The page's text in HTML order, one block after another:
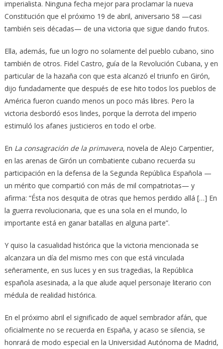
imperialista. Ninguna fecha mejor para proclamar la nueva
Constitución que el próximo 19 de abril, aniversario 58 —casi
también seis décadas— de una victoria que sigue dando frutos.
Ella, además, fue un logro no solamente del pueblo cubano, sino
también de otros. Fidel Castro, guía de la Revolución Cubana, y en
particular de la hazaña con que esta alcanzó el triunfo en Girón,
dijo fundadamente que después de ese hito todos los pueblos de
América fueron cuando menos un poco más libres. Pero la
victoria desbordó esos lindes, porque la derrota del imperio
estimuló los afanes justicieros en todo el orbe.
En La consagración de la primavera, novela de Alejo Carpentier,
en las arenas de Girón un combatiente cubano recuerda su
participación en la defensa de la Segunda República Española —
un mérito que compartió con más de mil compatriotas— y
afirma: “Ésta nos desquita de otras que hemos perdido allá […] En
la guerra revolucionaria, que es una sola en el mundo, lo
importante está en ganar batallas en alguna parte”.
Y quiso la casualidad histórica que la victoria mencionada se
alcanzara un día del mismo mes con que está vinculada
señeramente, en sus luces y en sus tragedias, la República
española asesinada, a la que alude aquel personaje literario con
médula de realidad histórica.
En el próximo abril el significado de aquel sembrador afán, que
oficialmente no se recuerda en España, y acaso se silencia, se
honrará de modo especial en la Universidad Autónoma de Madrid,